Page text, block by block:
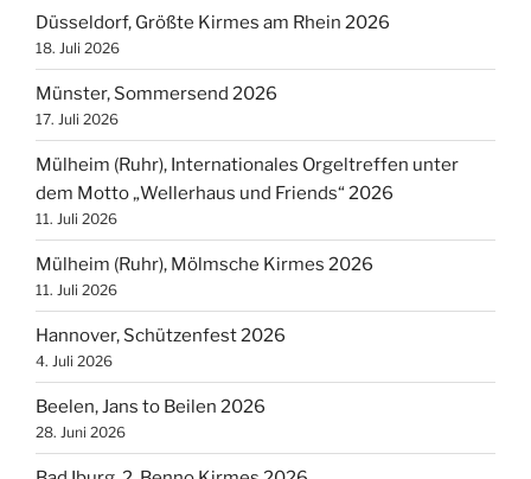
Düsseldorf, Größte Kirmes am Rhein 2026
18. Juli 2026
Münster, Sommersend 2026
17. Juli 2026
Mülheim (Ruhr), Internationales Orgeltreffen unter
dem Motto „Wellerhaus und Friends“ 2026
11. Juli 2026
Mülheim (Ruhr), Mölmsche Kirmes 2026
11. Juli 2026
Hannover, Schützenfest 2026
4. Juli 2026
Beelen, Jans to Beilen 2026
28. Juni 2026